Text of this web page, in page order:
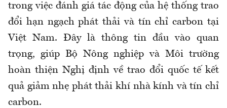
trong việc đánh giá tác động của hệ thống trao
đổi hạn ngạch phát thải và tín chỉ carbon tại
Việt Nam. Đây là thông tin đầu vào quan
trọng, giúp Bộ Nông nghiệp và Môi trường
hoàn thiện Nghị định về trao đổi quốc tế kết
quả giảm nhẹ phát thải khí nhà kính và tín chỉ
carbon.